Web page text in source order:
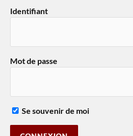
Identifiant
Mot de passe
Se souvenir de moi